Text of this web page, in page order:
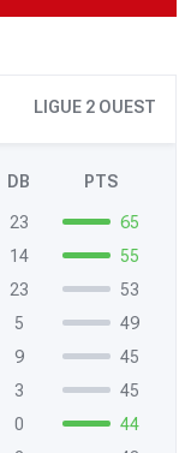
LIGUE 2 OUEST
DB PTS
23
65
14
55
23
53
5
49
9
45
3
45
0
44